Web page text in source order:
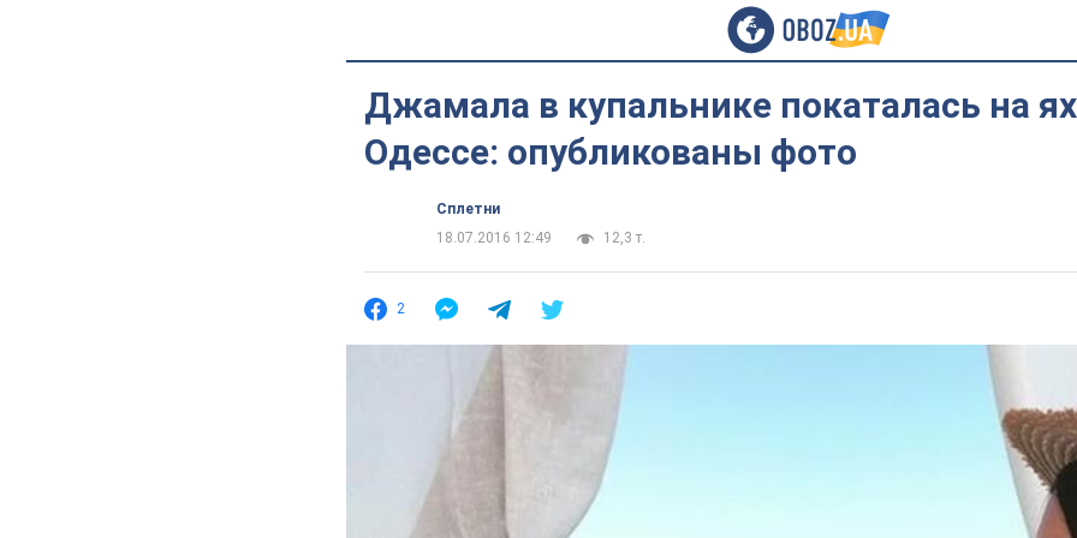
Джамала в купальнике покаталась на
Одессе: опубликованы фото
Сплетни
18.07.2016 12:49
12,3 т.
2